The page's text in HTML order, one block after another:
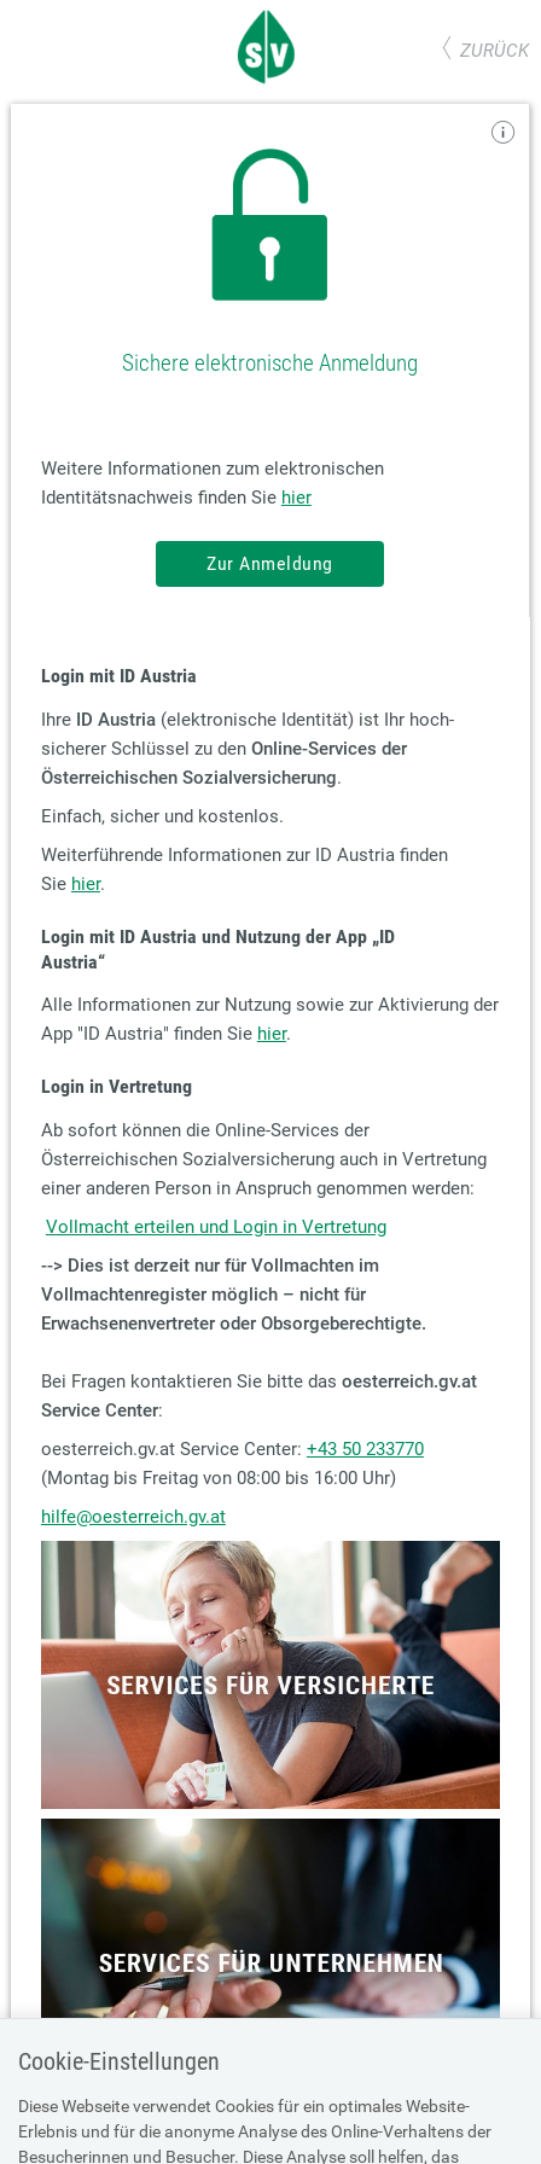
ZURÜCK
Sichere elektronische Anmeldung
Weitere Informationen zum elektronischen
Identitätsnachweis finden Sie hier
Zur Anmeldung
Login mit ID Austria
Ihre ID Austria(elektronische Identität) ist Ihr hoch-
sicherer Schlüssel zu den Online-Services der
Österreichischen Sozialversicherung.
Einfach, sicher und kostenlos.
Weiterführende Informationen zur ID Austria finden
Sie hier.
Login mit ID Austria und Nutzung der App „ID
Austria“
Alle Informationen zur Nutzung sowie zur Aktivierung der
App "ID Austria" finden Sie hier.
Login in Vertretung
Ab sofort können die Online-Services der
Österreichischen Sozialversicherung auch in Vertretung
einer anderen Person in Anspruch genommen werden:
Vollmacht erteilen und Login in Vertretung
--> Dies ist derzeit nur für Vollmachten im
Vollmachtenregister möglich – nicht für
Erwachsenenvertreter oder Obsorgeberechtigte.
Bei Fragen kontaktieren Sie bitte das oesterreich.gv.at
Service Center:
oesterreich.gv.at Service Center: +43 50 233770
(Montag bis Freitag von 08:00 bis 16:00 Uhr)
hilfe@oesterreich.gv.at
Cookie-Einstellungen
Diese Webseite verwendet Cookies für ein optimales Website-
Erlebnis und für die anonyme Analyse des Online-Verhaltens der
Besucherinnen und Besucher. Diese Analyse soll helfen, das